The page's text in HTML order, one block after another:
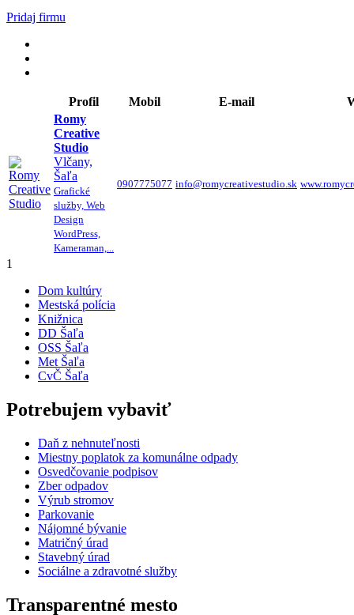
Pridaj firmu
Profil Mobil E-mail
Romy
Creative
Studio
Vlčany,
Šaľa
Grafické
služby, Web
Design
WordPress,
Kameraman,...
0907775077 info@romycreativestudio.sk
1
Dom kultúry
Mestská polícia
Knižnica
DD Šaľa
OSS Šaľa
Met Šaľa
CvČ Šaľa
Potrebujem vybaviť
Daň z nehnuteľnosti
Miestny poplatok za komunálne odpady
Osvedčovanie podpisov
Zber odpadov
Výrub stromov
Parkovanie
Nájomné bývanie
Matričný úrad
Stavebný úrad
Sociálne a zdravotné služby
Transparentné mesto